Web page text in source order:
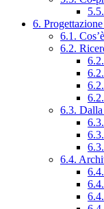
6.
6.1.
6.2.
6.3.
6.4.